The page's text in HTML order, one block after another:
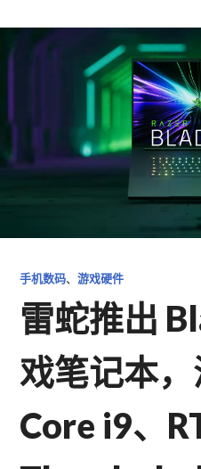
至
内
TGFC LIFESTYLE
手机数码、游戏硬件
雷蛇推出
戏笔记本
Core i9、